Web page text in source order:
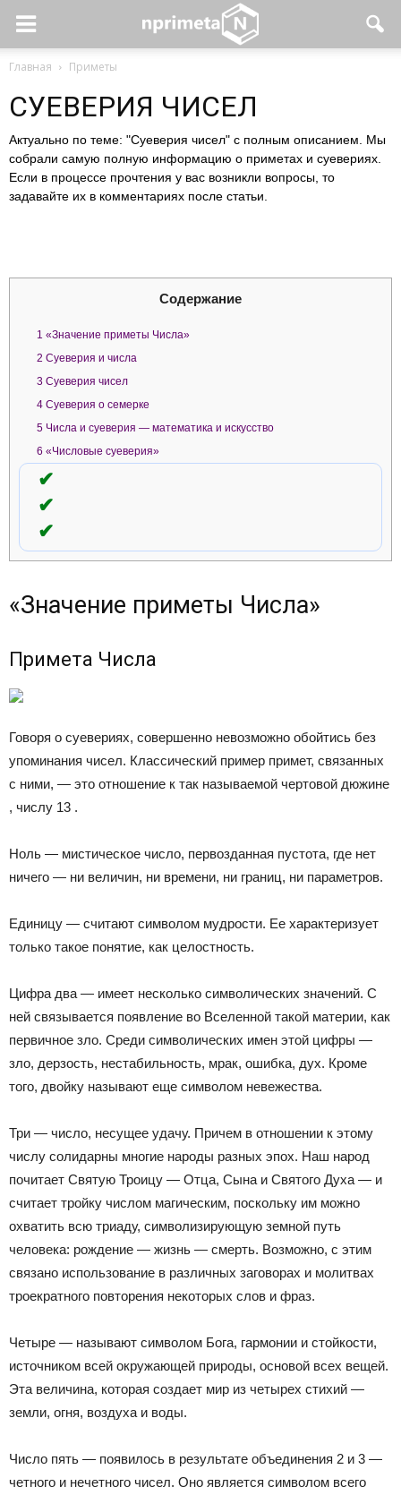
Главная Приметы
СУЕВЕРИЯ ЧИСЕЛ
Актуально по теме: "Суеверия чисел" с полным описанием. Мы
собрали самую полную информацию о приметах и суевериях.
Если в процессе прочтения у вас возникли вопросы, то
задавайте их в комментариях после статьи.
Содержание
1 «Значение приметы Числа»
2 Суеверия и числа
3 Суеверия чисел
4 Суеверия о семерке
5 Числа и суеверия — математика и искусство
6 «Числовые суеверия»
«Значение приметы Числа»
Примета Числа
Говоря о суевериях, совершенно невозможно обойтись без
упоминания чисел. Классический пример примет, связанных
с ними, — это отношение к так называемой чертовой дюжине
, числу 13 .
Ноль — мистическое число, первозданная пустота, где нет
ничего — ни величин, ни времени, ни границ, ни параметров.
Единицу — считают символом мудрости. Ее характеризует
только такое понятие, как целостность.
Цифра два — имеет несколько символических значений. С
ней связывается появление во Вселенной такой материи, как
первичное зло. Среди символических имен этой цифры —
зло, дерзость, нестабильность, мрак, ошибка, дух. Кроме
того, двойку называют еще символом невежества.
Три — число, несущее удачу. Причем в отношении к этому
числу солидарны многие народы разных эпох. Наш народ
почитает Святую Троицу — Отца, Сына и Святого Духа — и
считает тройку числом магическим, поскольку им можно
охватить всю триаду, символизирующую земной путь
человека: рождение — жизнь — смерть. Возможно, с этим
связано использование в различных заговорах и молитвах
троекратного повторения некоторых слов и фраз.
Четыре — называют символом Бога, гармонии и стойкости,
источником всей окружающей природы, основой всех вещей.
Эта величина, которая создает мир из четырех стихий —
земли, огня, воздуха и воды.
Число пять — появилось в результате объединения 2 и 3 —
четного и нечетного чисел. Оно является символом всего